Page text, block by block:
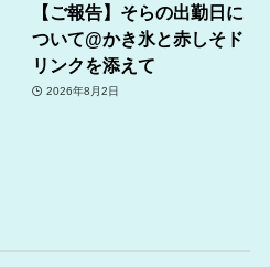
【ご報告】そらの出勤日に
ついて@かき氷と赤しそド
リンクを添えて
2026年8月2日